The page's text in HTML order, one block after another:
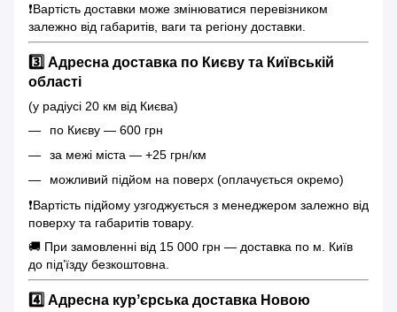
❗️Вартість доставки може змінюватися перевізником
залежно від габаритів, ваги та регіону доставки.
3️⃣ Адресна доставка по Києву та Київській
області
(у радіусі 20 км від Києва)
по Києву — 600 грн
за межі міста — +25 грн/км
можливий підйом на поверх (оплачується окремо)
❗️Вартість підйому узгоджується з менеджером залежно від
поверху та габаритів товару.
🚚 При замовленні від 15 000 грн — доставка по м. Київ
до під’їзду безкоштовна.
4️⃣ Адресна курʼєрська доставка Новою